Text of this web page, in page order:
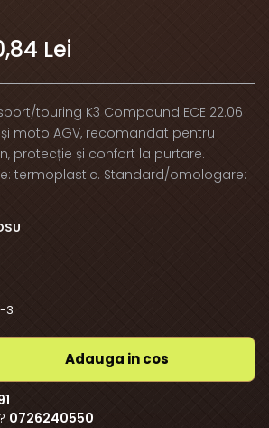
Lei
touring K3 Compound ECE 22.06
moto AGV, recomandat pentru
protecție și confort la purtare.
termoplastic. Standard/omologare:
3
Adauga in cos
0726240550